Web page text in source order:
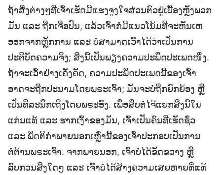
ຖ້າສິ່ງຕ່າງໆທີ່ເຈົ້າເຮັດມີແຮງຈູງໃຈສ່ວນຕົວຢູ່ເບື້ອງຫຼັງພວກ
ມັນ ແລະ ຖືກເຈືອປົນ, ແລ້ວເຈົ້າກໍມີແນວໂນ້ມທີ່ຈະຫັນເຫ
ອອກຈາກຫຼັກການ ແລະ ບໍ່ສາມາດເວົ້າໄດ້ວ່າເປັນການ
ປະຕິບັດຄວາມຈິງ; ສິ່ງນີ້ເປັນພຽງຄວາມປະພຶດປະເພດໜຶ່ງ.
ຖ້າຈະເວົ້າຢ່າງເຄັ່ງຄັດ, ຄວາມປະພຶດປະເພດນີ້ຂອງເຈົ້າ
ອາດຈະຖືກປະນາມໂດຍພຣະເຈົ້າ; ມັນຈະບໍ່ຖືກຍົກຍ້ອງ ຫຼື
ເປັນທີ່ລະນຶກເຖິງໂດຍພຣະອົງ. ເພື່ອສືບຕໍ່ໄຈ້ແຍກສິ່ງນີ້ໃນ
ແກ່ນແທ້ ແລະ ຮາກເງົ້າຂອງມັນ, ເຈົ້າເປັນຄົນທີ່ເຮັດຊົ່ວ
ແລະ ພຶດຕິກຳພາຍນອກເຫຼົ່ານີ້ຂອງເຈົ້າປະກອບເປັນການ
ຕໍ່ຕ້ານພຣະເຈົ້າ. ຈາກພາຍນອກ, ເຈົ້າບໍ່ໄດ້ຂັດຂວາງ ຫຼື
ລົບກວນສິ່ງໃດໆ ແລະ ເຈົ້າບໍ່ໄດ້ສ້າງຄວາມເສຍຫາຍທີ່ແທ້